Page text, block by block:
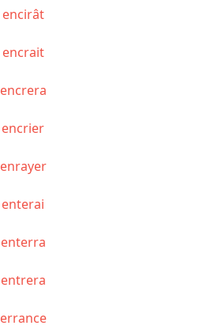
encirât
encrait
encrera
encrier
enrayer
enterai
enterra
entrera
errance